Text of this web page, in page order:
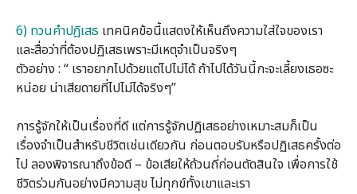
6) ทวนคําปฎิเสธ เทคนิคข้อนี้แสดงให้เห็นถึงความใส่ใจของเรา
และสื่อว่าที่ต้องปฏิเสธเพราะมีเหตุจําเป็นจริงๆ
ตัวอย่าง : “ เราอยากไปด้วยแต่ไปไม่ได้ ถ้าไปได้วันนี้กะจะเลี้ยงเธอซะ
หน่อย น่าเสียดายที่ไปไม่ได้จริงๆ”
การรู้จักให้เป็นเรื่องที่ดี แต่การรู้จักปฏิเสธอย่างเหมาะสมก็เป็น
เรื่องจําเป็นสําหรับชีวิตเช่นเดียวกัน ก่อนตอบรับหรือปฏิเสธครั้งต่อ
ไป ลองพิจารณาถึงข้อดี – ข้อเสียให้ถ้วนถี่ก่อนตัดสินใจ เพื่อการใช้
ชีวิตร่วมกันอย่างมีความสุข ไม่ทุกข์ทั้งเขาและเรา